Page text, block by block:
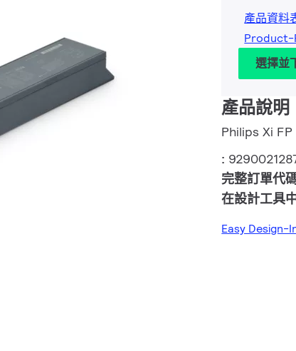
產品資料
Product-
選擇並
產品說明
Philips Xi
:
完整訂單代
在設計工具
Easy Design-